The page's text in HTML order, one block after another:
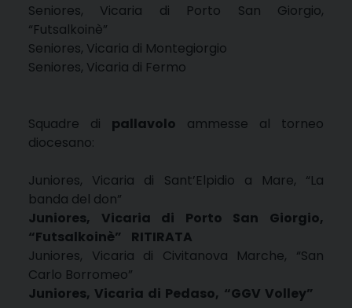
Seniores, Vicaria di Porto San Giorgio,
“Futsalkoinè”
Seniores, Vicaria di Montegiorgio
Seniores, Vicaria di Fermo
Squadre di pallavolo ammesse al torneo
diocesano:
Juniores, Vicaria di Sant’Elpidio a Mare, “La
banda del don”
Juniores, Vicaria di Porto San Giorgio,
“Futsalkoinè” RITIRATA
Juniores, Vicaria di Civitanova Marche, “San
Carlo Borromeo”
Juniores, Vicaria di Pedaso, “GGV Volley”